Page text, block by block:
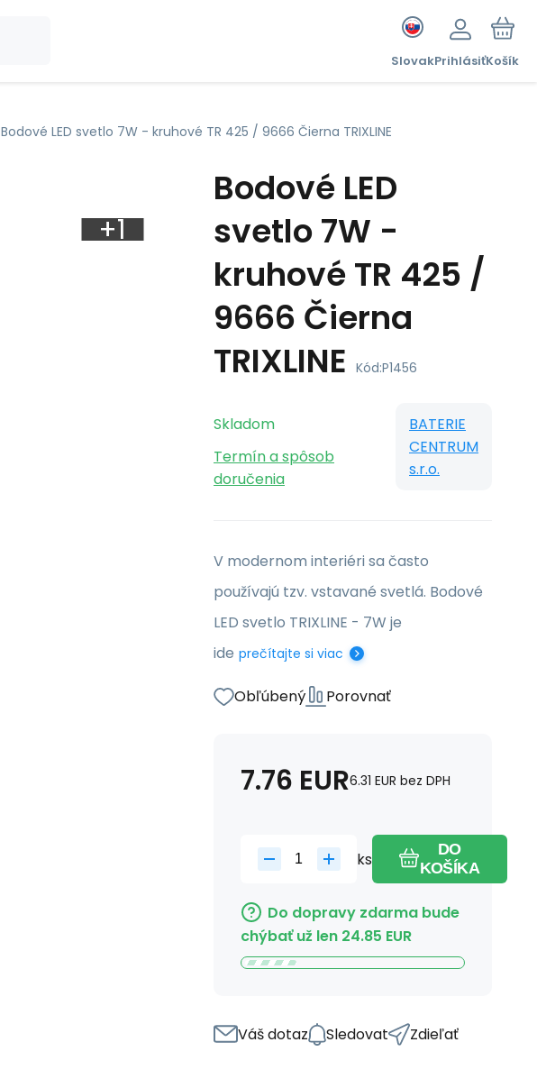
SlovakPrihlásiťKošík
Bodové LED svetlo 7W - kruhové TR 425 / 9666 Čierna TRIXLINE
Bodové LED
svetlo 7W -
kruhové TR 425 /
9666 Čierna
TRIXLINE Kód:P1456
Skladom
Termín a spôsob
doručenia
BATERIE
CENTRUM
s.r.o.
V modernom interiéri sa často
používajú tzv. vstavané svetlá. Bodové
LED svetlo TRIXLINE - 7W je
ide prečítajte si viac
Obľúbený Porovnať
7.76 EUR6.31 EUR bez DPH
ks
DO
KOŠÍKA
Do dopravy zdarma bude
chýbať už len 24.85 EUR
Váš dotaz Sledovat Zdieľať